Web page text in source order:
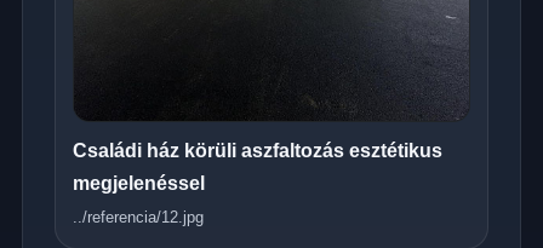
Családi ház körüli aszfaltozás esztétikus
megjelenéssel
../referencia/12.jpg